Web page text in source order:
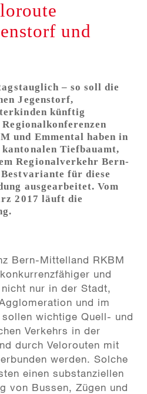
und
– so soll die
Jegenstorf,
künftig
und Emmental haben in
Tiefbauamt,
Regionalverkehr Bern-
für diese
ausgearbeitet. Vom
2017 läuft die
Bern-Mittelland RKBM
und
nur in der Stadt,
und im
wichtige Quell- und
Verkehrs in der
durch Velorouten mit
werden. Solche
einen substanziellen
von Bussen, Zügen und